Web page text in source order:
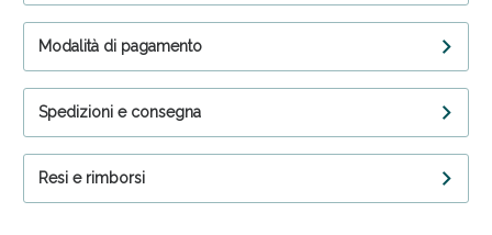
Modalità di pagamento
Spedizioni e consegna
Resi e rimborsi